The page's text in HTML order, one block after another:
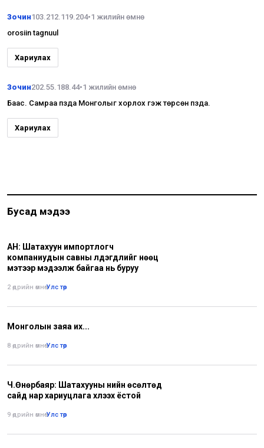
Зочин103.212.119.204•1 жилийн өмнө
orosiin tagnuul
Хариулах
Зочин202.55.188.44•1 жилийн өмнө
Баас. Самраа пзда Монголыг хорлох гэж төрсөн пзда.
Хариулах
Бусад мэдээ
АН: Шатахуун импортлогч
компаниудын савны үлдэгдлийг нөөц
мэтээр мэдээлж байгаа нь буруу
2 өдрийн өмнө•Улс төр
Монголын заяа их...
8 өдрийн өмнө•Улс төр
Ч.Өнөрбаяр: Шатахууны үнийн өсөлтөд
сайд нар хариуцлага хүлээх ёстой
9 өдрийн өмнө•Улс төр